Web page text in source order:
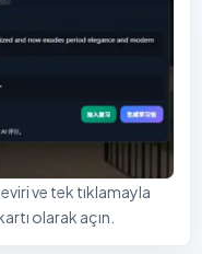
ve tek tıklamayla
olarak açın.